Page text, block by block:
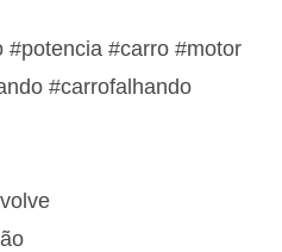
#potencia #carro #motor
#carrofalhando